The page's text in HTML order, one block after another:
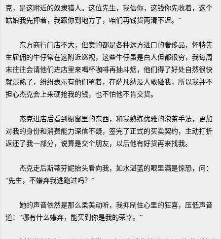
克，是这附近的奴隶猎人。这位先生，我信你，这钱你先收着，这个
姑娘我先押着，我跟你到地方了，咱们再钱货两清不迟。”
东方商行门店不大，但卖的都是各种远方进口的奢侈品，怀特先
生雇佣的牛仔常在这附近巡视，这些牛仔虽是白人但都很穷，我每周
末往往会请他们进店里来喝杯咖啡再抽斗烟，他们得了好处自然很快
就混熟了，纷纷表示有他们罩着，在萨凡纳没人敢碰我，所以我并不
担心杰克会上来硬抢我的钱，也不怕他不肯交货。
杰克进店后看到橱窗里的东西，和我熟练优雅的泡茶手法，更加
对我的身份和消费能力深信不疑，签完了正式的买卖契约，主动打折
返还了我一部分，说算是交个朋友，以后他有好货再来找我。
杰克走后斯蒂芬妮抬头看向我，如水湛蓝的眼里满是惊恐，问：
“先生，不嫌弃我逃跑过吗？”
她的声音依然是那么柔美动听，我抑制住心里的狂喜，压低声音
道：“哪有什么嫌弃，能买到你是我的荣幸。”